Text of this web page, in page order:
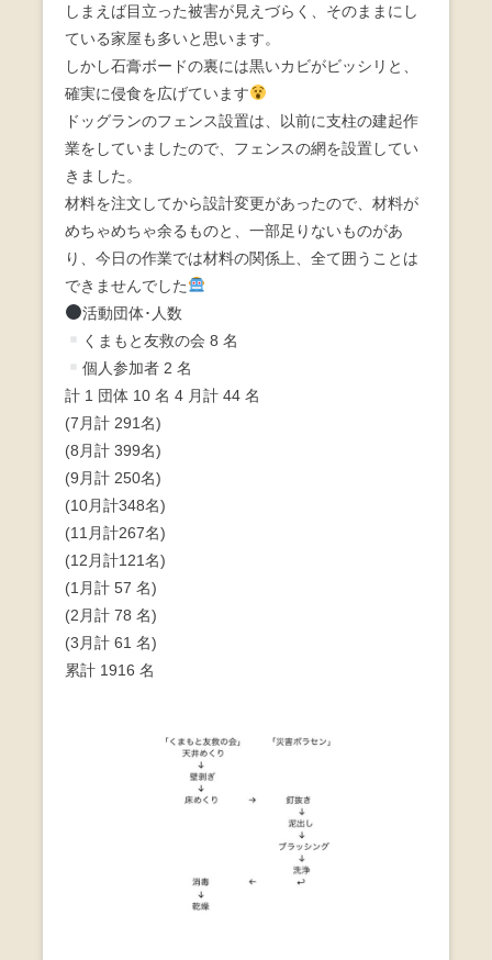
しまえば目立った被害が見えづらく、そのままにし
ている家屋も多いと思います。
しかし石膏ボードの裏には黒いカビがビッシリと、
確実に侵食を広げています
ドッグランのフェンス設置は、以前に支柱の建起作
業をしていましたので、フェンスの網を設置してい
きました。
材料を注文してから設計変更があったので、材料が
めちゃめちゃ余るものと、一部足りないものがあ
り、今日の作業では材料の関係上、全て囲うことは
できませんでした
活動団体･人数
くまもと友救の会 8 名
個人参加者 2 名
計 1 団体 10 名 4 月計 44 名
(7月計 291名)
(8月計 399名)
(9月計 250名)
(10月計348名)
(11月計267名)
(12月計121名)
(1月計 57 名)
(2月計 78 名)
(3月計 61 名)
累計 1916 名